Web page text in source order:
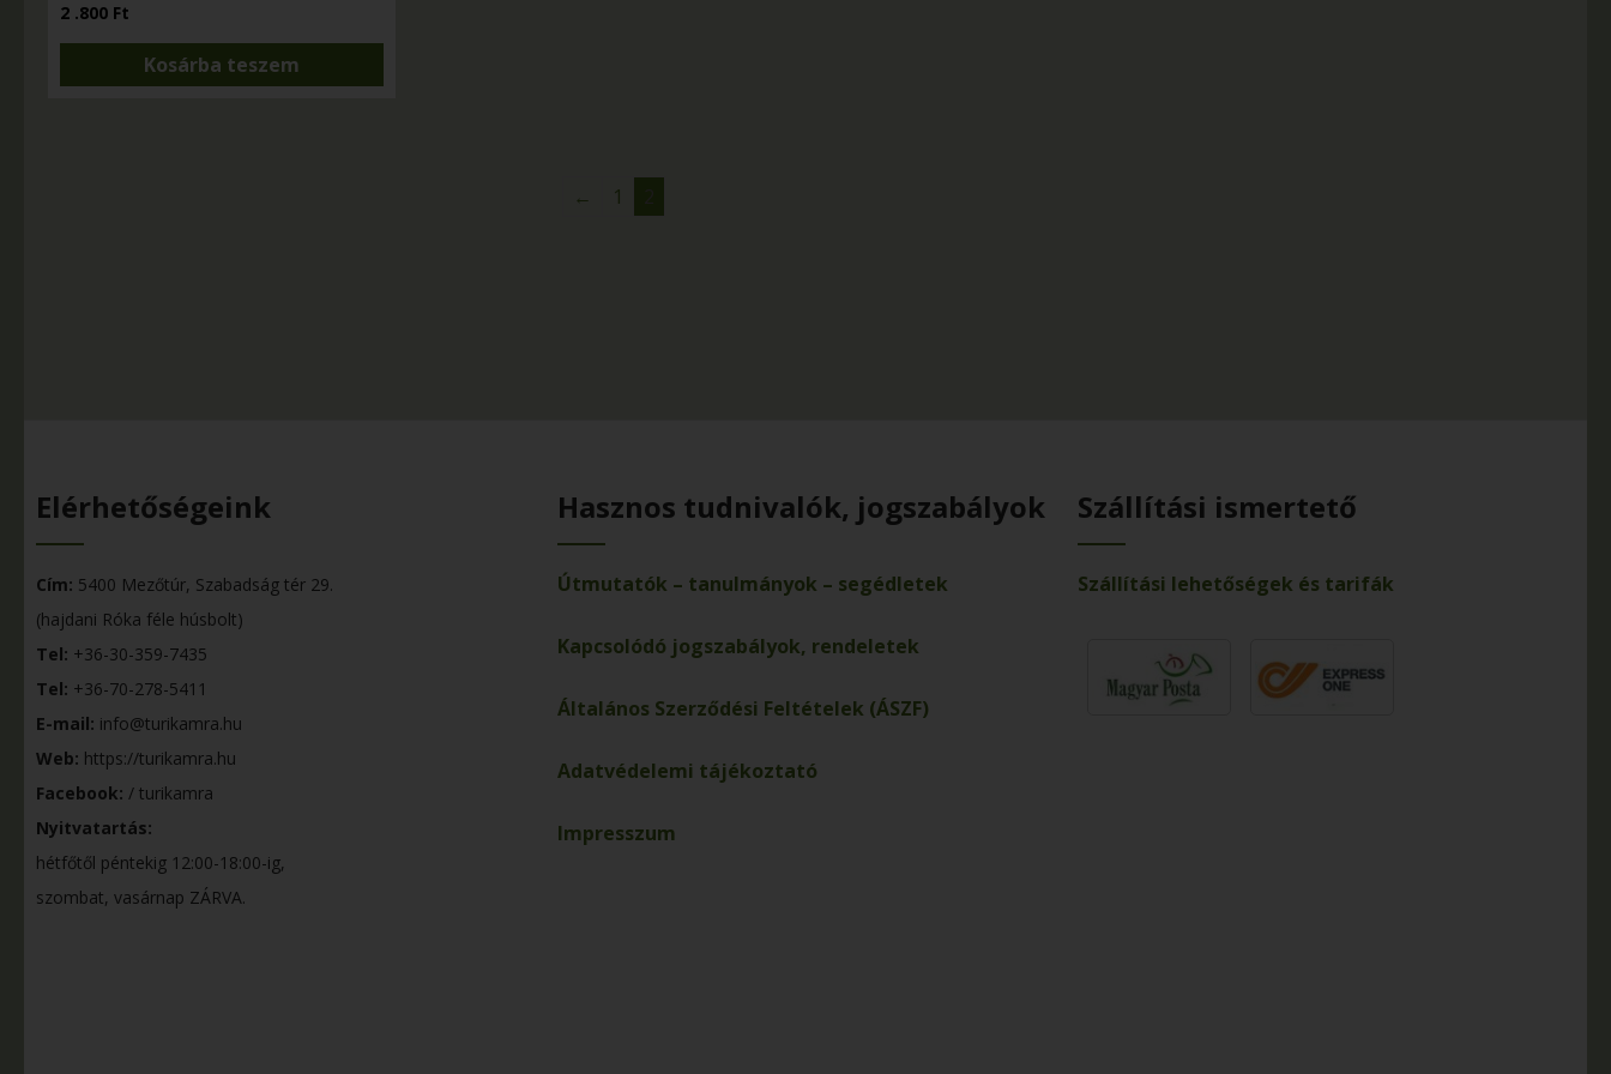
2 .800 Ft
Kosárba teszem
← 1
Elérhetőségeink
Cím: 5400 Mezőtúr, Szabadság tér 29.
(hajdani Róka féle húsbolt)
Tel: +36-30-359-7435
Tel: +36-70-278-5411
E-mail: info@turikamra.hu
Web: https://turikamra.hu
Facebook: / turikamra
Nyitvatartás:
hétfőtől péntekig 12:00-18:00-ig,
szombat, vasárnap ZÁRVA.
Hasznos tudnivalók, jogszabályok
Útmutatók – tanulmányok – segédletek
Kapcsolódó jogszabályok, rendeletek
Általános Szerződési Feltételek (ÁSZF)
Adatvédelemi tájékoztató
Impresszum
Szállítási ismertető
Szállítási lehetőségek és tarifák